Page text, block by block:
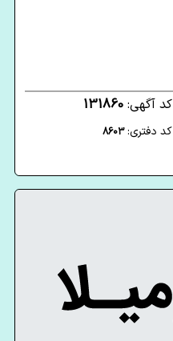
کد آگهی: 131860
کد دفتری:8603